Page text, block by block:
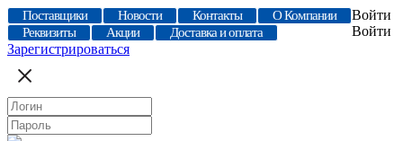
Поставщики Новости Контакты
О Компании
Реквизиты
Акции Доставка и оплата
Войти
Войти
Зарегистрироваться